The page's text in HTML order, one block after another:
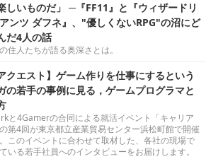
しいものだ」 ─『FF11』と『ウィザードリ
ンツ ダフネ』、"優しくないRPG"の沼にど
だ4人の話
住人たちが語る奥深さとは。
クエスト】ゲーム作りを仕事にするという
の若手の事例に見る，ゲームプログラマと
と4Gamerの合同による就活イベント「キャリア
第4回が東京都立産業貿易センター浜松町館で開催
このイベントに合わせて取材した、各社の現場で
いる若手社員へのインタビューをお届けします。